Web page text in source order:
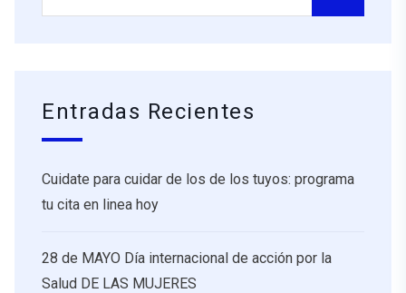
Entradas Recientes
Cuidate para cuidar de los de los tuyos: programa
tu cita en linea hoy
28 de MAYO Día internacional de acción por la
Salud DE LAS MUJERES